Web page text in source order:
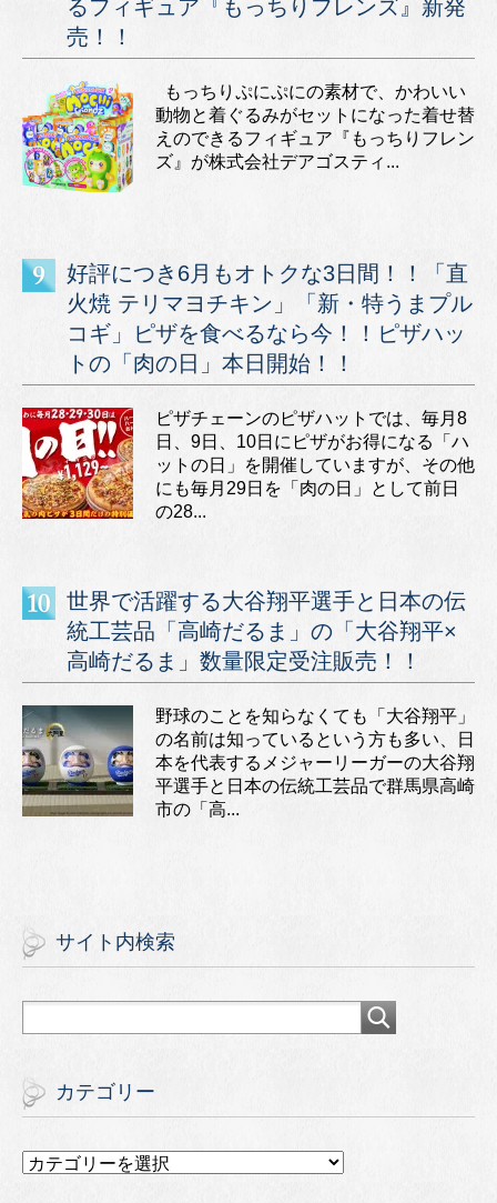
るフィギュア『もっちりフレンズ』新発
売！！
もっちりぷにぷにの素材で、かわいい
動物と着ぐるみがセットになった着せ替
えのできるフィギュア『もっちりフレン
ズ』が株式会社デアゴスティ...
好評につき6月もオトクな3日間！！「直
火焼 テリマヨチキン」「新・特うまプル
コギ」ピザを食べるなら今！！ピザハッ
トの「肉の日」本日開始！！
ピザチェーンのピザハットでは、毎月8
日、9日、10日にピザがお得になる「ハ
ットの日」を開催していますが、その他
にも毎月29日を「肉の日」として前日
の28...
世界で活躍する大谷翔平選手と日本の伝
統工芸品「高崎だるま」の「大谷翔平×
高崎だるま」数量限定受注販売！！
野球のことを知らなくても「大谷翔平」
の名前は知っているという方も多い、日
本を代表するメジャーリーガーの大谷翔
平選手と日本の伝統工芸品で群馬県高崎
市の「高...
サイト内検索
カテゴリー
カ